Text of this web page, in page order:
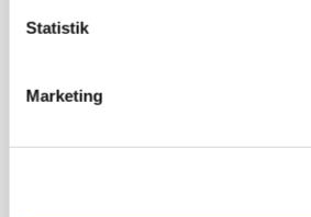
Statistik
Marketing